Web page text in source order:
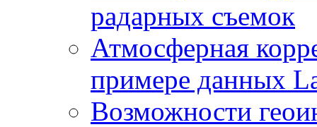
радарных съемок
Атмосферная
примере данных
Возможности